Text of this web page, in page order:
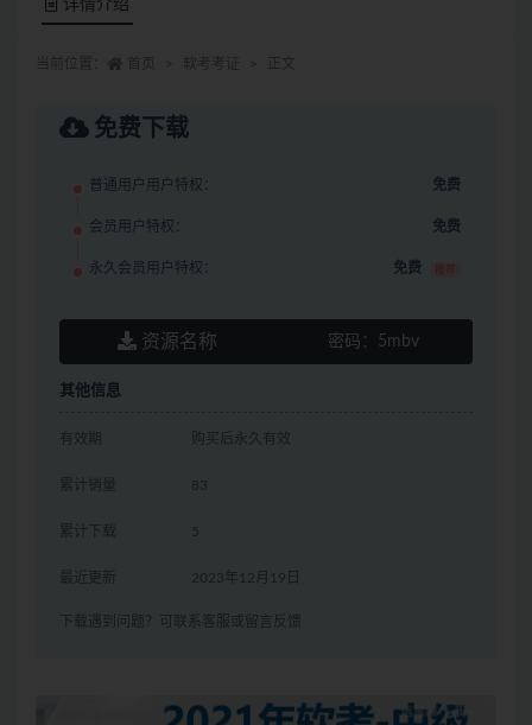
详情介绍
免费下载
普通用户用户特权： 免费
会员用户特权： 免费
永久会员用户特权： 免费 推荐
资源名称 密码： 5mbv
其他信息
有效期 购买后永久有效
累计销量 83
累计下载 5
最近更新 2023年12月19日
下载遇到问题？可联系客服或留言反馈